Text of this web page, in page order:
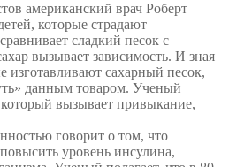
американский врач Роберт
которые страдают
сладкий песок с
вызывает зависимость. И зная
изготавливают сахарный песок,
данным товаром. Ученый
вызывает привыкание,
говорит о том, что
уровень инсулина,